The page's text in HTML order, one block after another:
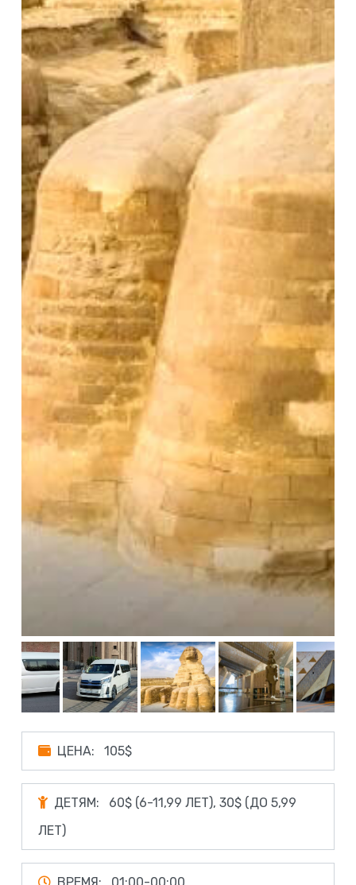
ЦЕНА: 105$
ДЕТЯМ:
60$ (6-11,99 ЛЕТ), 30$ (ДО 5,99
ЛЕТ)
ВРЕМЯ: 01:00-00:00